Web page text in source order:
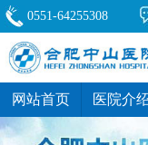
网站首页 医院介
0551-64255308